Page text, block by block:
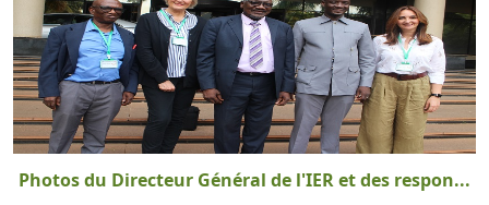
Photos du Directeur Général de l'IER et des respon...